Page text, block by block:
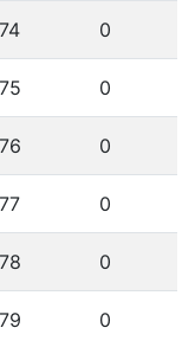
0
0
0
0
0
0